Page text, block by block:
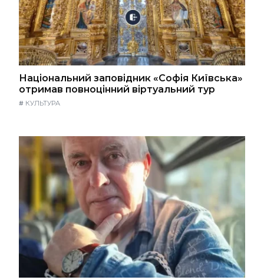
Національний заповідник «Софія Київська»
отримав повноцінний віртуальний тур
# КУЛЬТУРА